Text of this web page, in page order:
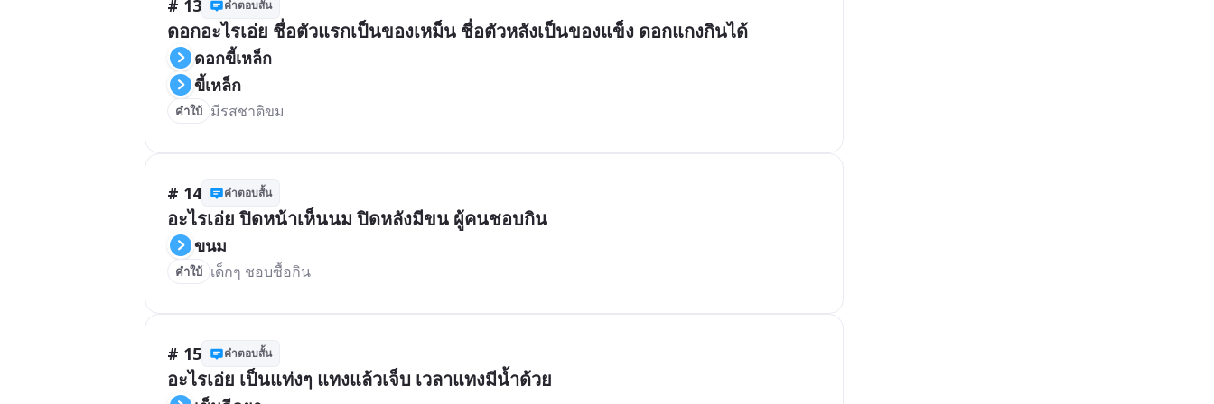
# 13 คำตอบสั้น
ดอกอะไรเอ่ย ชื่อตัวแรกเป็นของเหม็น ชื่อตัวหลังเป็นของแข็ง ดอกแกงกินได้
ดอกขี้เหล็ก
ขี้เหล็ก
คำใบ้
# 14 คำตอบสั้น
อะไรเอ่ย ปิดหน้าเห็นนม ปิดหลังมีขน ผู้คนชอบกิน
ขนม
คำใบ้ เด็กๆ ชอบซื้อกิน
# 15 คำตอบสั้น
อะไรเอ่ย เป็นแท่งๆ แทงแล้วเจ็บ เวลาแทงมีน้ำด้วย